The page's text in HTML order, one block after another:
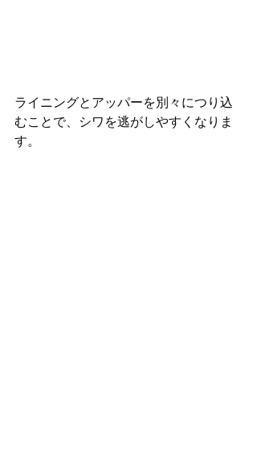
ライニングとアッパーを別々につり込
むことで、シワを逃がしやすくなりま
す。